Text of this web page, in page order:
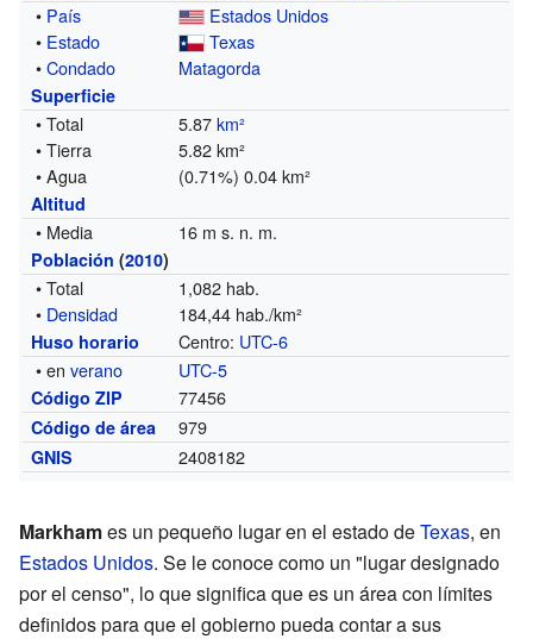
• País
Estados Unidos
• Estado
Texas
•Condado Matagorda
Superficie
• Total 5.87km²
• Tierra
5.82 km²
• Agua
(0.71%) 0.04 km²
Altitud
• Media 16 m s. n. m.
Población (2010)
• Total
1,082 hab.
• Densidad 184,44 hab./km²
Huso horario Centro: UTC-6
• enverano UTC-5
Código ZIP 77456
Código de área 979
GNIS 2408182
Markhames un pequeño lugar en el estado deTexas, en
Estados Unidos. Se le conoce como un "lugar designado
por el censo", lo que significa que es un área con límites
definidos para que el gobierno pueda contar a sus